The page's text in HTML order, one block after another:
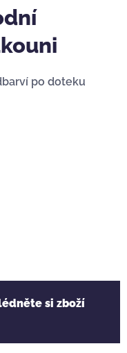
po doteku
si zboží